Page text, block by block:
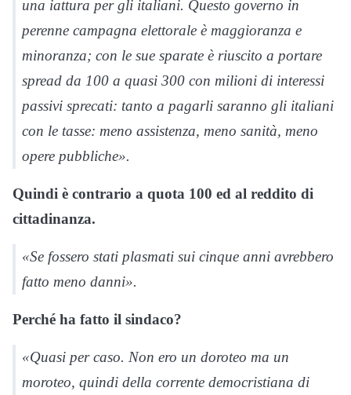
una iattura per gli italiani. Questo governo in
perenne campagna elettorale è maggioranza e
minoranza; con le sue sparate è riuscito a portare
spread da 100 a quasi 300 con milioni di interessi
passivi sprecati: tanto a pagarli saranno gli italiani
con le tasse: meno assistenza, meno sanità, meno
opere pubbliche».
Quindi è contrario a quota 100 ed al reddito di
cittadinanza.
«Se fossero stati plasmati sui cinque anni avrebbero
fatto meno danni».
Perché ha fatto il sindaco?
«Quasi per caso. Non ero un doroteo ma un
moroteo, quindi della corrente democristiana di